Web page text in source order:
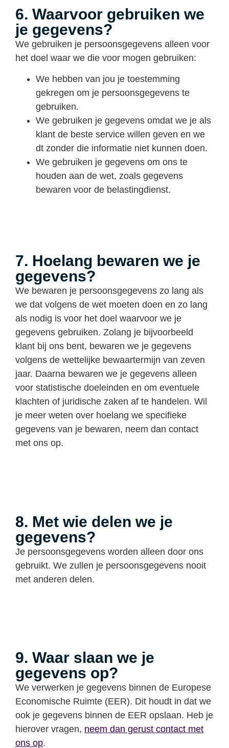
6. Waarvoor gebruiken we
je gegevens?
We gebruiken je persoonsgegevens alleen voor
het doel waar we die voor mogen gebruiken:
We hebben van jou je toestemming
gekregen om je persoonsgegevens te
gebruiken.
We gebruiken je gegevens omdat we je als
klant de beste service willen geven en we
dt zonder die informatie niet kunnen doen.
We gebruiken je gegevens om ons te
houden aan de wet, zoals gegevens
bewaren voor de belastingdienst.
7. Hoelang bewaren we je
gegevens?
We bewaren je persoonsgegevens zo lang als
we dat volgens de wet moeten doen en zo lang
als nodig is voor het doel waarvoor we je
gegevens gebruiken. Zolang je bijvoorbeeld
klant bij ons bent, bewaren we je gegevens
volgens de wettelijke bewaartermijn van zeven
jaar. Daarna bewaren we je gegevens alleen
voor statistische doeleinden en om eventuele
klachten of juridische zaken af te handelen. Wil
je meer weten over hoelang we specifieke
gegevens van je bewaren, neem dan contact
met ons op.
8. Met wie delen we je
gegevens?
Je persoonsgegevens worden alleen door ons
gebruikt. We zullen je persoonsgegevens nooit
met anderen delen.
9. Waar slaan we je
gegevens op?
We verwerken je gegevens binnen de Europese
Economische Ruimte (EER). Dit houdt in dat we
ook je gegevens binnen de EER opslaan. Heb je
hierover vragen, neem dan gerust contact met
ons op.